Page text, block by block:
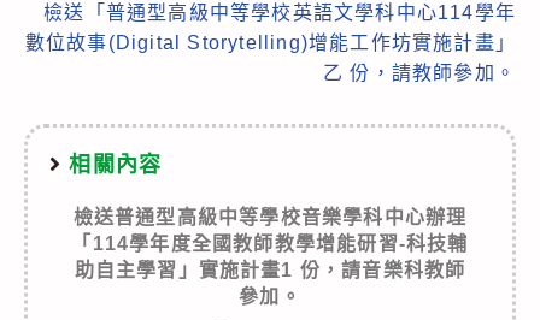
檢送「普通型高級中等學校英語文學科中心114學年
數位故事(Digital Storytelling)增能工作坊實施計畫」
乙 份，請教師參加。
相關內容
檢送普通型高級中等學校音樂學科中心辦理
「114學年度全國教師教學增能研習-科技輔
助自主學習」實施計畫1 份，請音樂科教師
參加。